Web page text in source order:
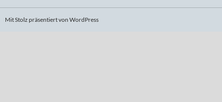
Mit Stolz präsentiert von WordPress